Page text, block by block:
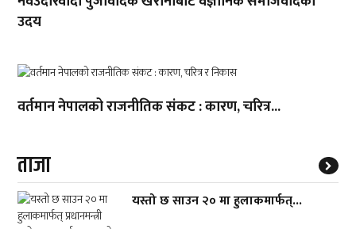
उदय
वर्तमान नेपालको राजनीतिक संकट : कारण, चरित्र...
ताजा
यस्तो छ साउन २० मा हुलाकमार्फत्...